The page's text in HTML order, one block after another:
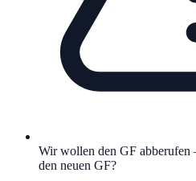
Wir wollen den GF
den neuen GF?